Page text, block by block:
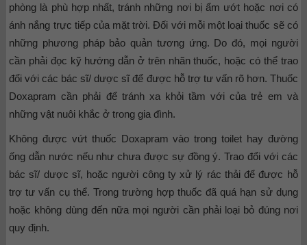
phòng là phù hợp nhất, tránh những nơi bị ẩm ướt hoặc nơi có
ánh nắng trực tiếp của mặt trời. Đối với mỗi một loại thuốc sẽ có
những phương pháp bảo quản tương ứng. Do đó, mọi người
cần phải đọc kỹ hướng dẫn ở trên nhãn thuốc, hoặc có thể trao
đổi với các bác sĩ/ dược sĩ để được hỗ trợ tư vấn rõ hơn. Thuốc
Doxapram cần phải để tránh xa khỏi tầm với của trẻ em và
những vật nuôi khắc ở trong gia đình.
Không được vứt thuốc Doxapram vào trong toilet hay đường
ống dẫn nước nếu như chưa được sự đồng ý. Trao đổi với các
bác sĩ/ dược sĩ, hoặc người công ty xử lý rác thải để được hỗ
trợ tư vấn cụ thể. Trong trường hợp thuốc đã quá hạn sử dụng
hoặc không dùng đến nữa mọi người cần phải loại bỏ đúng nơi
quy định.